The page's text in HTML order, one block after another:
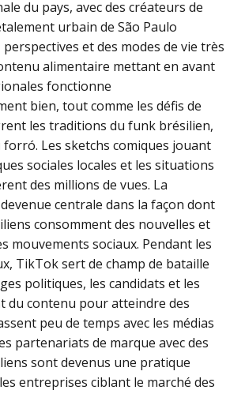
du pays, avec des créateurs de
urbain de São Paulo
et des modes de vie très
alimentaire mettant en avant
fonctionne
bien, tout comme les défis de
les traditions du funk brésilien,
forró. Les sketchs comiques jouant
sociales locales et les situations
des millions de vues. La
centrale dans la façon dont
consomment des nouvelles et
mouvements sociaux. Pendant les
TikTok sert de champ de bataille
politiques, les candidats et les
du contenu pour atteindre des
peu de temps avec les médias
partenariats de marque avec des
sont devenus une pratique
entreprises ciblant le marché des